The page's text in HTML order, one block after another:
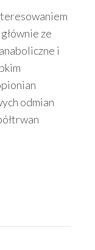
ze
i
odmian